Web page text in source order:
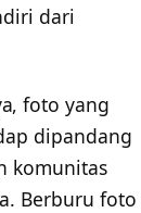
dari
foto yang
dipandang
komunitas
Berburu foto